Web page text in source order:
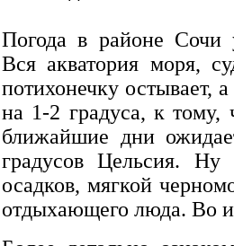
Погода в районе Сочи
Вся акватория моря,
потихонечку остывает,
на 1-2 градуса, к тому,
ближайшие дни
градусов Цельсия.
осадков, мягкой
отдыхающего люда. Во